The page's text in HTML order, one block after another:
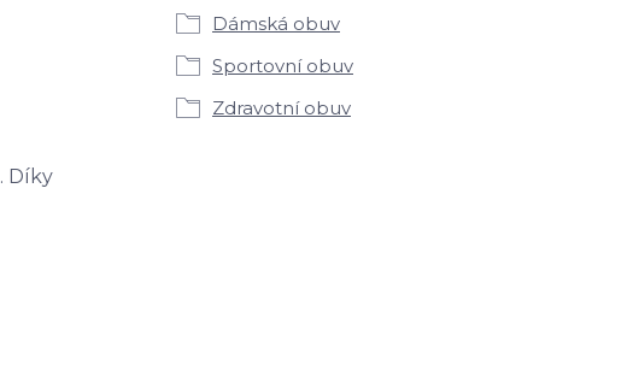
. Díky
Dámská obuv
Sportovní obuv
Zdravotní obuv